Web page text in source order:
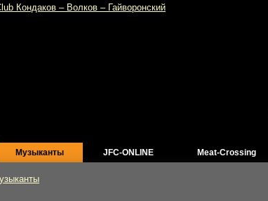
Музыканты JFC-ONLINE Meat-Crossing